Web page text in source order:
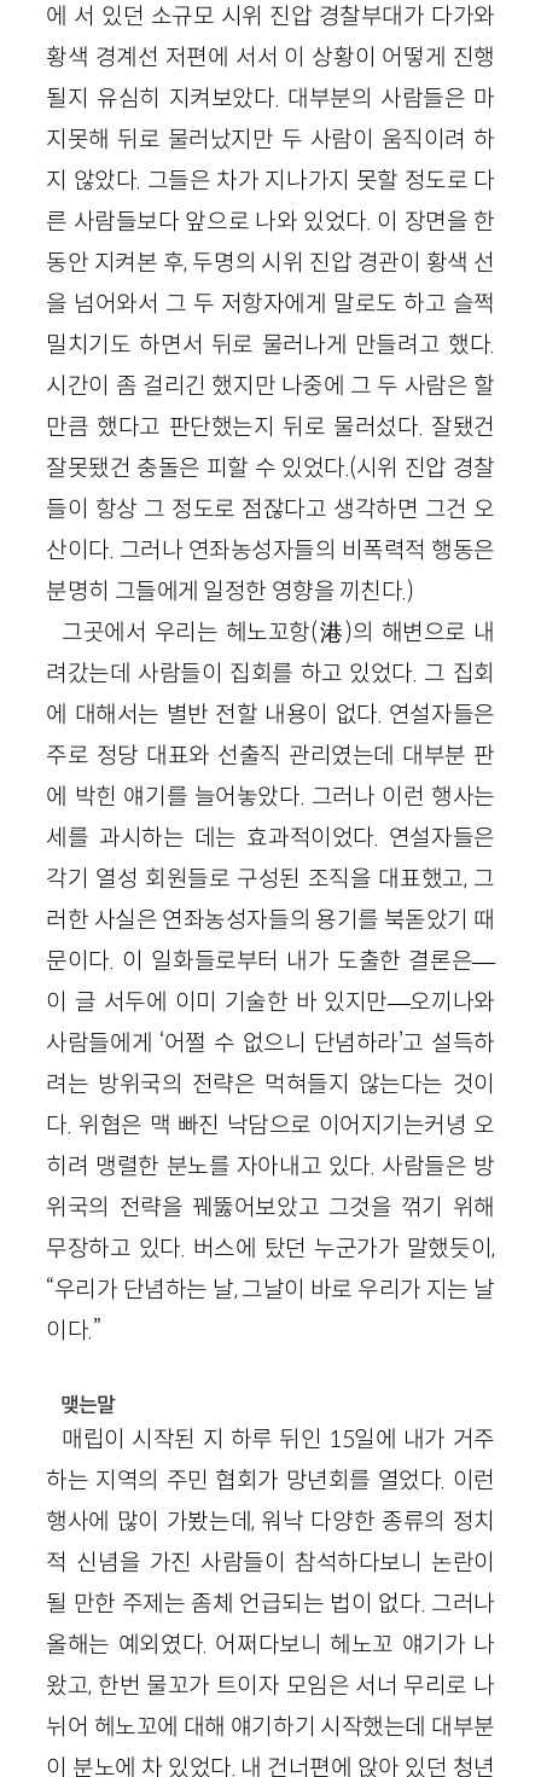
에 서 있던 소규모 시위 진압 경찰부대가 다가와
황색 경계선 저편에 서서 이 상황이 어떻게 진행
될지 유심히 지켜보았다. 대부분의 사람들은 마
지못해 뒤로 물러났지만 두 사람이 움직이려 하
지 않았다. 그들은 차가 지나가지 못할 정도로 다
른 사람들보다 앞으로 나와 있었다. 이 장면을 한
동안 지켜본 후, 두명의 시위 진압 경관이 황색 선
을 넘어와서 그 두 저항자에게 말로도 하고 슬쩍
밀치기도 하면서 뒤로 물러나게 만들려고 했다.
시간이 좀 걸리긴 했지만 나중에 그 두 사람은 할
만큼 했다고 판단했는지 뒤로 물러섰다. 잘됐건
잘못됐건 충돌은 피할 수 있었다.(시위 진압 경찰
들이 항상 그 정도로 점잖다고 생각하면 그건 오
산이다. 그러나 연좌농성자들의 비폭력적 행동은
분명히 그들에게 일정한 영향을 끼친다.)
그곳에서 우리는 헤노꼬항(港)의 해변으로 내
려갔는데 사람들이 집회를 하고 있었다. 그 집회
에 대해서는 별반 전할 내용이 없다. 연설자들은
주로 정당 대표와 선출직 관리였는데 대부분 판
에 박힌 얘기를 늘어놓았다. 그러나 이런 행사는
세를 과시하는 데는 효과적이었다. 연설자들은
각기 열성 회원들로 구성된 조직을 대표했고, 그
러한 사실은 연좌농성자들의 용기를 북돋았기 때
문이다. 이 일화들로부터 내가 도출한 결론은—
이 글 서두에 이미 기술한 바 있지만—오끼나와
사람들에게 ‘어쩔 수 없으니 단념하라’고 설득하
려는 방위국의 전략은 먹혀들지 않는다는 것이
다. 위협은 맥 빠진 낙담으로 이어지기는커녕 오
히려 맹렬한 분노를 자아내고 있다. 사람들은 방
위국의 전략을 꿰뚫어보았고 그것을 꺾기 위해
무장하고 있다. 버스에 탔던 누군가가 말했듯이,
“우리가 단념하는 날, 그날이 바로 우리가 지는 날
이다.”
맺는말
매립이 시작된 지 하루 뒤인 15일에 내가 거주
하는 지역의 주민 협회가 망년회를 열었다. 이런
행사에 많이 가봤는데, 워낙 다양한 종류의 정치
적 신념을 가진 사람들이 참석하다보니 논란이
될 만한 주제는 좀체 언급되는 법이 없다. 그러나
올해는 예외였다. 어쩌다보니 헤노꼬 얘기가 나
왔고, 한번 물꼬가 트이자 모임은 서너 무리로 나
뉘어 헤노꼬에 대해 얘기하기 시작했는데 대부분
이 분노에 차 있었다. 내 건너편에 앉아 있던 청년